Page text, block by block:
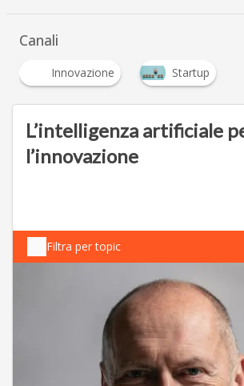
Scaricalo gratis!
app custom efficaci: la roadmap in 5
09 Nov 2023